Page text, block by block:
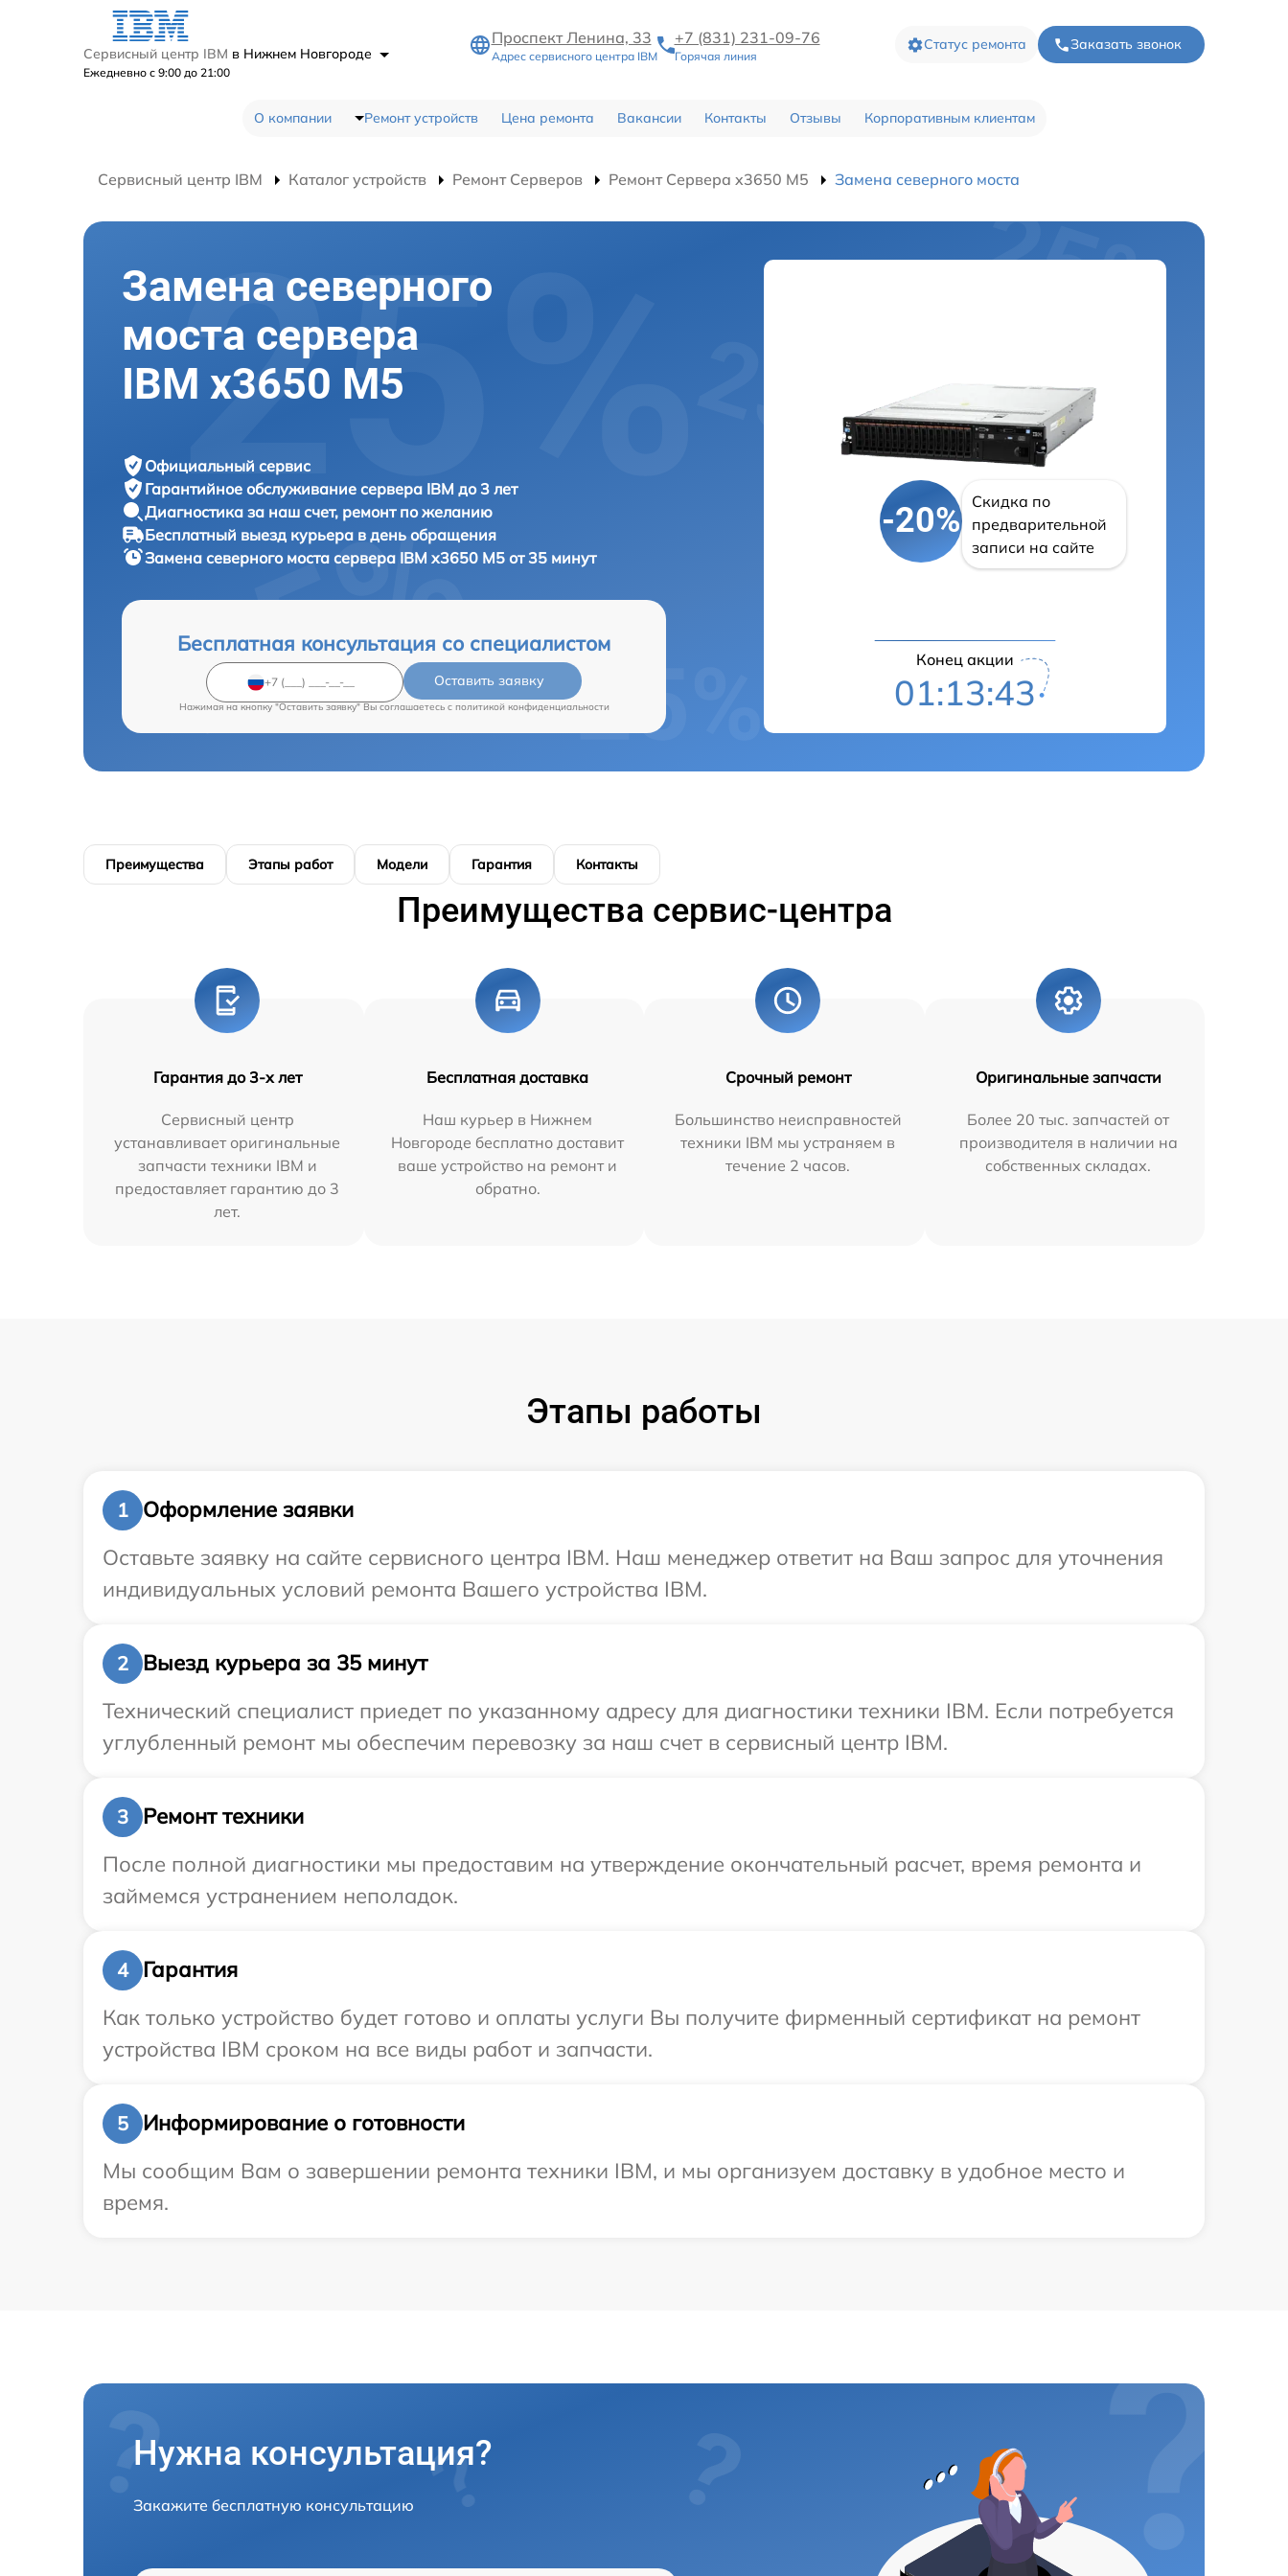
Сервисный центр IBM в Нижнем Новгороде
Ежедневно с 9:00 до 21:00
Проспект Ленина, 33
Адрес сервисного центра IBM
+7 (831) 231-09-76
Горячая линия
Статус ремонта Заказать звонок
О компании Ремонт устройств Цена ремонта Вакансии Контакты Отзывы Корпоративным клиентам
Сервисный центр IBM Каталог устройств Ремонт Серверов Ремонт Сервера x3650 M5 Замена северного моста
Замена северного
моста сервера
IBM x3650 M5
Официальный сервис
Гарантийное обслуживание сервера IBM до 3 лет
Диагностика за наш счет, ремонт по желанию
Бесплатный выезд курьера в день обращения
Замена северного моста сервера IBM x3650 M5 от 35 минут
Бесплатная консультация со специалистом
Оставить заявку
Нажимая на кнопку "Оставить заявку" Вы соглашаетесь c политикой конфиденциальности
-20%
Скидка по
предварительной
записи на сайте
Конец акции
01:13:42
Преимущества Этапы работ Модели Гарантия Контакты
Преимущества сервис-центра
Гарантия до 3-х лет
Сервисный центр
устанавливает оригинальные
запчасти техники IBM и
предоставляет гарантию до 3
лет.
Бесплатная доставка
Наш курьер в Нижнем
Новгороде бесплатно доставит
ваше устройство на ремонт и
обратно.
Срочный ремонт
Большинство неисправностей
техники IBM мы устраняем в
течение 2 часов.
Оригинальные запчасти
Более 20 тыс. запчастей от
производителя в наличии на
собственных складах.
Этапы работы
1
Оформление заявки
Оставьте заявку на сайте сервисного центра IBM. Наш менеджер ответит на Ваш запрос для уточнения
индивидуальных условий ремонта Вашего устройства IBM.
2
Выезд курьера за 35 минут
Технический специалист приедет по указанному адресу для диагностики техники IBM. Если потребуется
углубленный ремонт мы обеспечим перевозку за наш счет в сервисный центр IBM.
3
Ремонт техники
После полной диагностики мы предоставим на утверждение окончательный расчет, время ремонта и
займемся устранением неполадок.
4
Гарантия
Как только устройство будет готово и оплаты услуги Вы получите фирменный сертификат на ремонт
устройства IBM сроком на все виды работ и запчасти.
5
Информирование о готовности
Мы сообщим Вам о завершении ремонта техники IBM, и мы организуем доставку в удобное место и
время.
Нужна консультация?
Закажите бесплатную консультацию